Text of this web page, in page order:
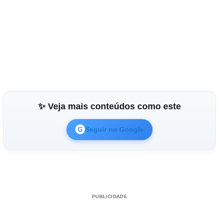
✨ Veja mais conteúdos como este
G Seguir no Google
PUBLICIDADE